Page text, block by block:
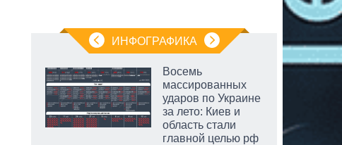
ИНФОГРАФИКА
Восемь
массированных
ударов по Украине
за лето: Киев и
область стали
главной целью рф